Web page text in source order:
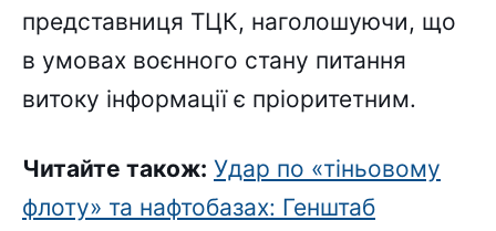
представниця ТЦК, наголошуючи, що
в умовах воєнного стану питання
витоку інформації є пріоритетним.
Читайте також: Удар по «тіньовому
флоту» та нафтобазах: Генштаб